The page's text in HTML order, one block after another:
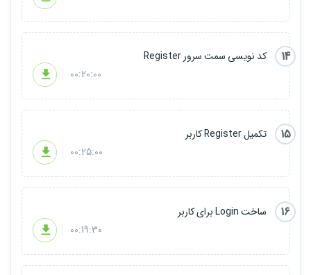
14
کد نویسی سمت سرور Register
00:20:00
15
تکمیل Register کاربر
00:25:00
16
ساخت Login برای کاربر
00:19:30